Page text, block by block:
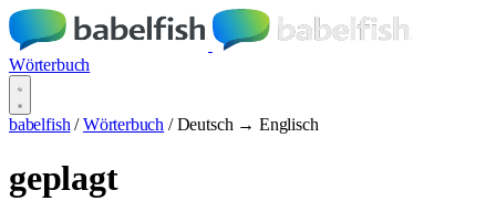
Wörterbuch
babelfish / Wörterbuch / Deutsch → Englisch
geplagt